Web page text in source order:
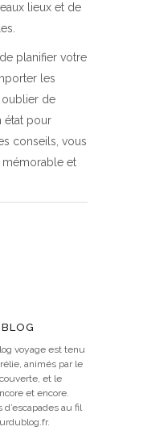
lieux et de
planifier votre
les
oublier de
état pour
conseils, vous
mémorable et
voyage est tenu
animés par le
et le
et encore.
au fil